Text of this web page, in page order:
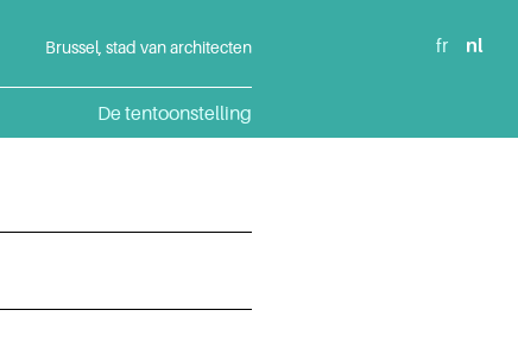
Brussel, stad van architecten
De tentoonstelling
fr nl